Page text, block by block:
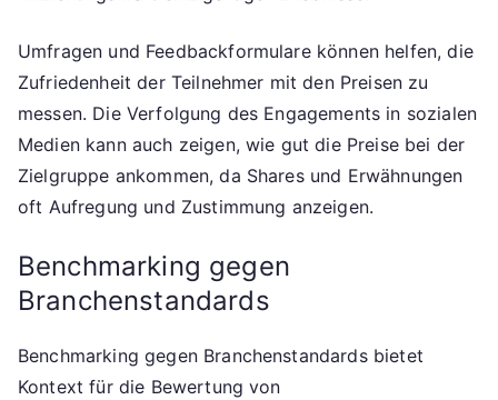
Umfragen und Feedbackformulare können helfen, die
Zufriedenheit der Teilnehmer mit den Preisen zu
messen. Die Verfolgung des Engagements in sozialen
Medien kann auch zeigen, wie gut die Preise bei der
Zielgruppe ankommen, da Shares und Erwähnungen
oft Aufregung und Zustimmung anzeigen.
Benchmarking gegen
Branchenstandards
Benchmarking gegen Branchenstandards bietet
Kontext für die Bewertung von